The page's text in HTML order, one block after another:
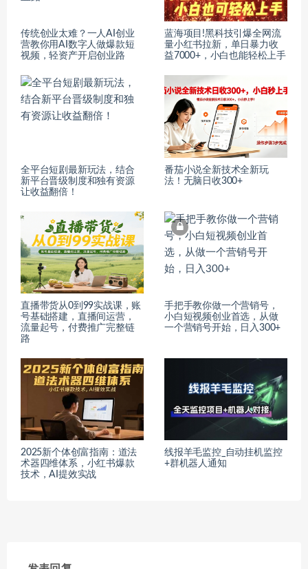
传统创业太难？一人AI创业
营教你用AI数字人做爆款短
视频，轻资产开启创业路
蓝海项目!黑科技引爆全网流
量小红书拉新，单日暴力收
益7000+，小白也能轻松上手
全平台短剧最新玩法，结合
新平台晋级制度和独有资源
让收益翻倍！
番茄小说全新技术全新玩
法！无脑日收300+
直播带货从0到99实战课，账
号基础搭建，直播间运营，
流量起号，付费推广完整链
路
手把手教你做一个营销号，
小白短视频创业首选，从做
一个营销号开始，日入300+
2025新个体创富指南：道法
术器四维体系，小红书爆款
技术，AI提效实战
线报羊毛监控_自动挂机监控
+群机器人通知